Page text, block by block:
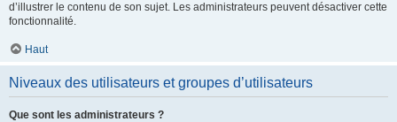
d’illustrer le contenu de son sujet. Les administrateurs peuvent désactiver cette
fonctionnalité.
Haut
Niveaux des utilisateurs et groupes d’utilisateurs
Que sont les administrateurs ?